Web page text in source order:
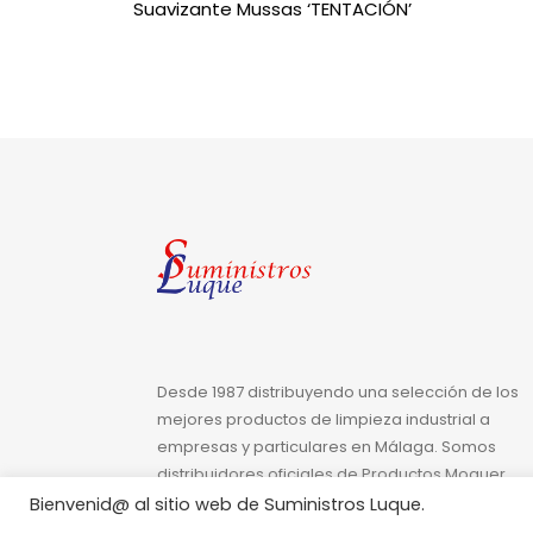
Suavizante Mussas ‘TENTACIÓN’
Desde 1987 distribuyendo una selección de los
mejores productos de limpieza industrial a
empresas y particulares en Málaga. Somos
distribuidores oficiales de Productos Moguer.
Servicio rápido y formal con puntualidad
Bienvenid@ al sitio web de Suministros Luque.